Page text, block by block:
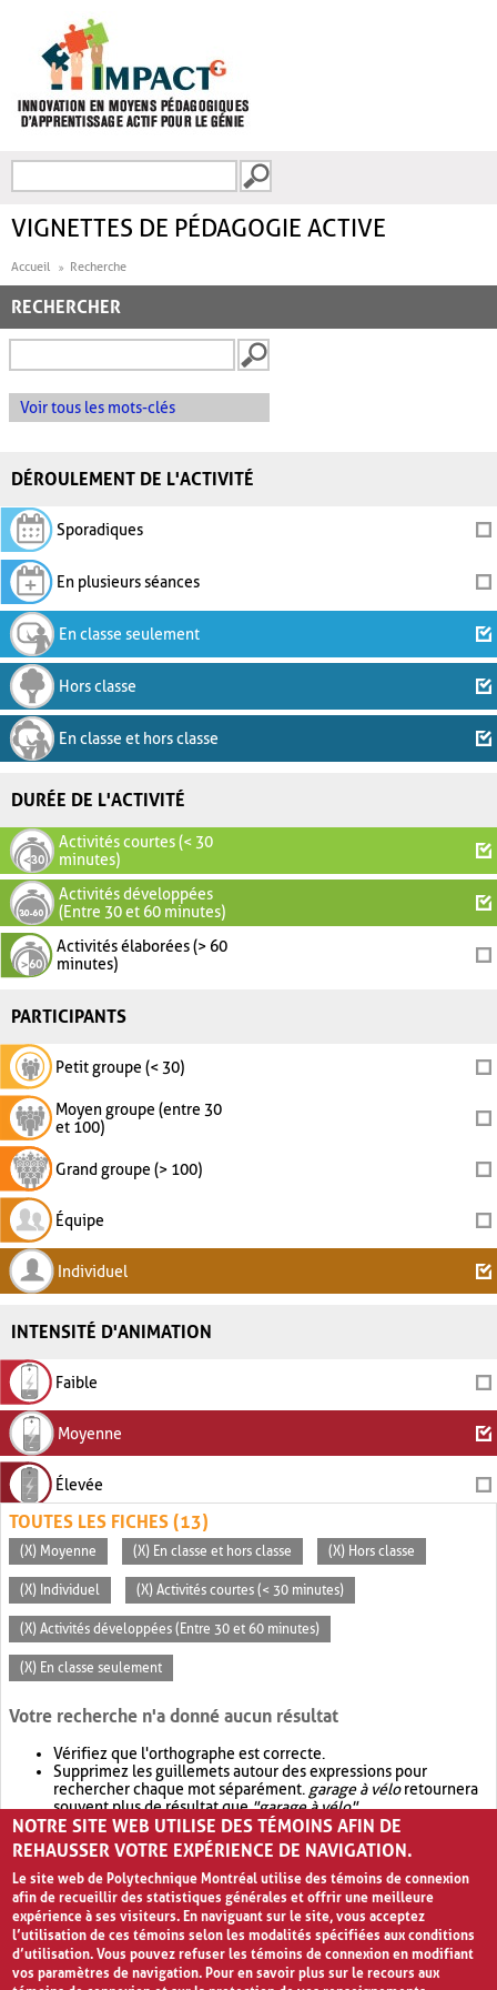
FORMULAIRE DE
VIGNETTES DE PÉDAGOGIE ACTIVE
Accueil Recherche
RECHERCHER
Voir tous les mots-clés
DÉROULEMENT DE L'ACTIVITÉ
Sporadiques
En plusieurs séances
En classe seulement
Hors classe
En classe et hors classe
DURÉE DE L'ACTIVITÉ
Activités courtes (< 30
minutes)
Activités développées
(Entre 30 et 60 minutes)
Activités élaborées (> 60
minutes)
PARTICIPANTS
Petit groupe (< 30)
Moyen groupe (entre 30
et 100)
Grand groupe (> 100)
Équipe
Individuel
INTENSITÉ D'ANIMATION
Faible
Moyenne
Élevée
TOUTES LES FICHES (13)
(X) Moyenne (X) En classe et hors classe (X) Hors classe
(X) Individuel (X) Activités courtes (< 30 minutes)
(X) Activités développées (Entre 30 et 60 minutes)
(X) En classe seulement
Votre recherche n'a donné aucun résultat
Vérifiez que l'orthographe est correcte.
Supprimez les guillemets autour des expressions pour
rechercher chaque mot séparément. garage à véloretournera
souvent plus de résultat que"garage à vélo".
Envisagez d'élargir votre recherche avec OR.garage OR vélo
retournera souvent plus de résultat quegarage à vélo
NOTRE SITE WEB UTILISE DES TÉMOINS AFIN DE
REHAUSSER VOTRE EXPÉRIENCE DE NAVIGATION.
Le site web de Polytechnique Montréal utilise des témoins de connexion
afin de recueillir des statistiques générales et offrir une meilleure
expérience à ses visiteurs. En naviguant sur le site, vous acceptez
l’utilisation de ces témoins selon les modalités spécifiées aux conditions
d’utilisation. Vous pouvez refuser les témoins de connexion en modifiant
vos paramètres de navigation. Pour en savoir plus sur le recours aux